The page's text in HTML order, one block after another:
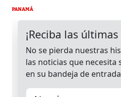
PANAMÁ